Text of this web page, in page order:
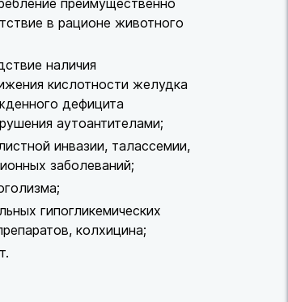
преимущественно
в рационе животного
наличия
кислотности желудка
дефицита
аутоантителами;
инвазии, талассемии,
заболеваний;
гипогликемических
колхицина;